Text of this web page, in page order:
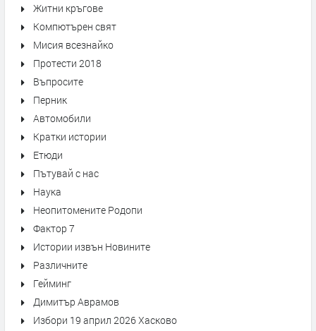
Житни кръгове
Компютърен свят
Мисия всезнайко
Протести 2018
Въпросите
Перник
Автомобили
Кратки истории
Етюди
Пътувай с нас
Наука
Неопитомените Родопи
Фактор 7
Истории извън Новините
Различните
Гейминг
Димитър Аврамов
Избори 19 април 2026 Хасково